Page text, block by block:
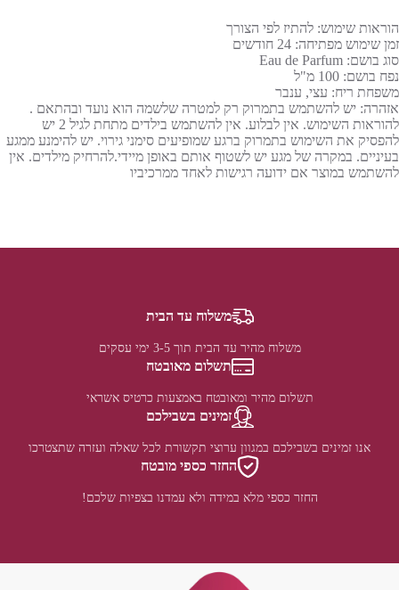
הוראות שימוש: להתיז לפי הצורך
זמן שימוש מפתיחה: 24 חודשים
סוג בושם: Eau de Parfum
נפח בושם: 100 מ"ל
משפחת ריח: עצי, ענבר
אזהרה: יש להשתמש בתמרוק רק למטרה שלשמה הוא נועד ובהתאם .
להוראות השימוש. אין לבלוע. אין להשתמש בילדים מתחת לגיל 2 יש
להפסיק את השימוש בתמרוק ברגע שמופיעים סימני גירוי. יש להימנע ממגע
בעיניים. במקרה של מגע יש לשטוף אותם באופן מיידי.להרחיק מילדים. אין
להשתמש במוצר אם ידועה רגישות לאחד ממרכיביו
משלוח עד הבית
משלוח מהיר עד הבית תוך 3-5 ימי עסקים
תשלום מאובטח
תשלום מהיר ומאובטח באמצעות כרטיס אשראי
זמינים בשבילכם
אנו זמינים בשבילכם במגוון ערוצי תקשורת לכל שאלה ועזרה שתצטרכו
החזר כספי מובטח
החזר כספי מלא במידה ולא עמדנו בצפיות שלכם!